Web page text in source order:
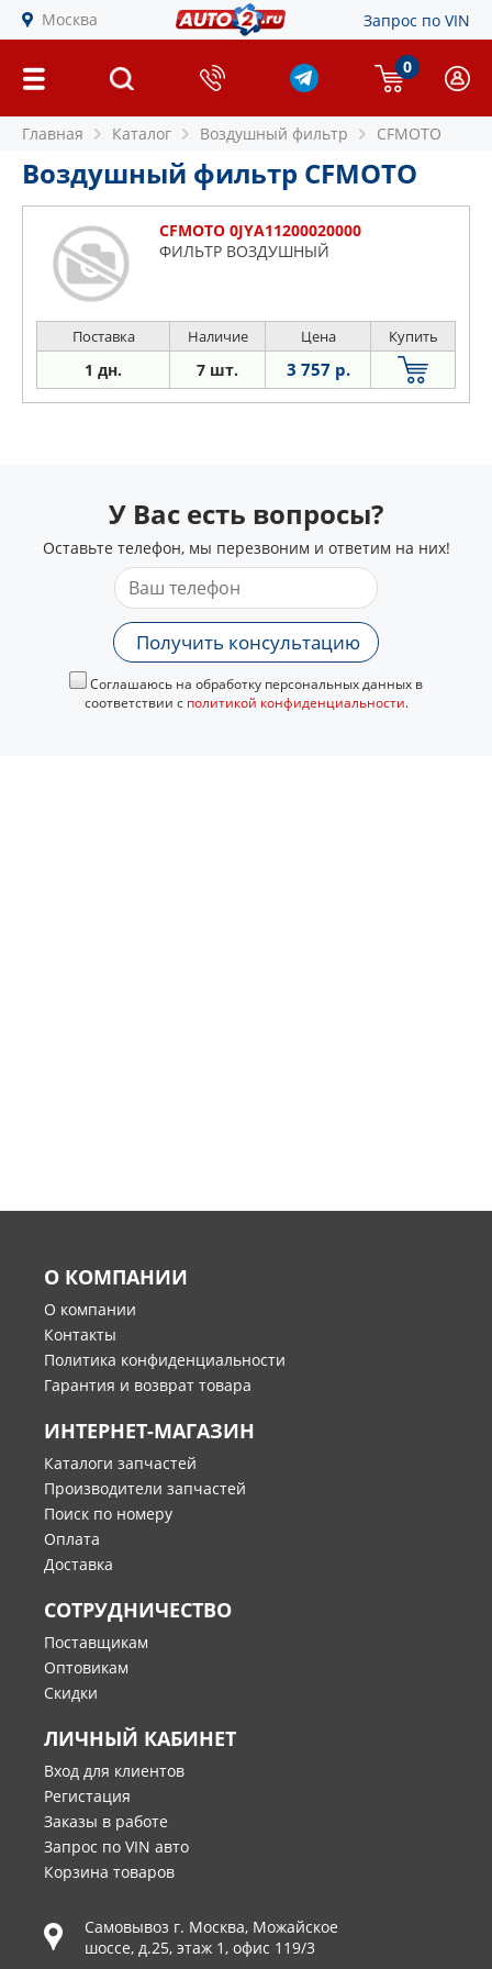
Москва Запрос по VIN
0
Главная Каталог Воздушный фильтр CFMOTO
Воздушный фильтр CFMOTO
CFMOTO 0JYA11200020000
ФИЛЬТР ВОЗДУШНЫЙ
Поставка Наличие Цена Купить
1 дн. 7 шт. 3 757 р.
У Вас есть вопросы?
Оставьте телефон, мы перезвоним и ответим на них!
Получить консультацию
Соглашаюсь на обработку персональных данных в
соответствии с политикой конфиденциальности.
О КОМПАНИИ
О компании
Контакты
Политика конфиденциальности
Гарантия и возврат товара
ИНТЕРНЕТ-МАГАЗИН
Каталоги запчастей
Производители запчастей
Поиск по номеру
Оплата
Доставка
СОТРУДНИЧЕСТВО
Поставщикам
Оптовикам
Скидки
ЛИЧНЫЙ КАБИНЕТ
Вход для клиентов
Регистация
Заказы в работе
Запрос по VIN авто
Корзина товаров
Самовывоз г. Москва, Можайское
шоссе, д.25, этаж 1, офис 119/3